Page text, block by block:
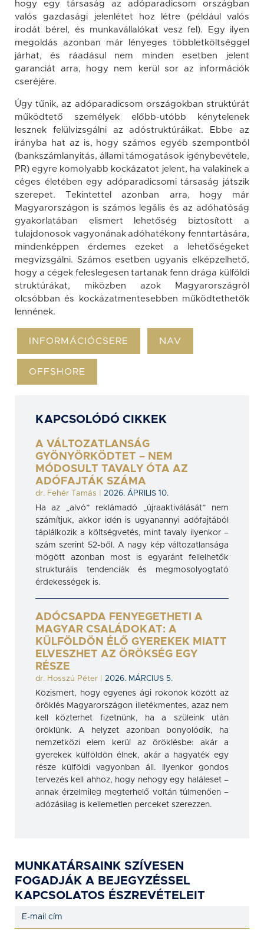
hogy egy társaság az adóparadicsom országban
valós gazdasági jelenlétet hoz létre (például valós
irodát bérel, és munkavállalókat vesz fel). Egy ilyen
megoldás azonban már lényeges többletköltséggel
járhat, és ráadásul nem minden esetben jelent
garanciát arra, hogy nem kerül sor az információk
cseréjére.
Úgy tűnik, az adóparadicsom országokban struktúrát
működtető személyek előbb-utóbb kénytelenek
lesznek felülvizsgálni az adóstruktúráikat. Ebbe az
irányba hat az is, hogy számos egyéb szempontból
(bankszámlanyitás, állami támogatások igénybevétele,
PR) egyre komolyabb kockázatot jelent, ha valakinek a
céges életében egy adóparadicsomi társaság játszik
szerepet. Tekintettel azonban arra, hogy már
Magyarországon is számos legális és az adóhatóság
gyakorlatában elismert lehetőség biztosított a
tulajdonosok vagyonának adóhatékony fenntartására,
mindenképpen érdemes ezeket a lehetőségeket
megvizsgálni. Számos esetben ugyanis elképzelhető,
hogy a cégek feleslegesen tartanak fenn drága külföldi
struktúrákat, miközben azok Magyarországról
olcsóbban és kockázatmentesebben működtethetők
lennének.
INFORMÁCIÓCSERE NAV
OFFSHORE
KAPCSOLÓDÓ CIKKEK
A VÁLTOZATLANSÁG
GYÖNYÖRKÖDTET – NEM
MÓDOSULT TAVALY ÓTA AZ
ADÓFAJTÁK SZÁMA
dr. Fehér Tamás
2026. ÁPRILIS 10.
Ha az „alvó” reklámadó „újraaktiválását” nem
számítjuk, akkor idén is ugyanannyi adófajtából
táplálkozik a költségvetés, mint tavaly ilyenkor –
szám szerint 52-ből. A nagy kép változatlansága
mögött azonban most is egyaránt fellelhetők
strukturális tendenciák és megmosolyogtató
érdekességek is.
ADÓCSAPDA FENYEGETHETI A
MAGYAR CSALÁDOKAT: A
KÜLFÖLDÖN ÉLŐ GYEREKEK MIATT
ELVESZHET AZ ÖRÖKSÉG EGY
RÉSZE
dr. Hosszú Péter
2026. MÁRCIUS 5.
Közismert, hogy egyenes ági rokonok között az
öröklés Magyarországon illetékmentes, azaz nem
kell közterhet fizetnünk, ha a szüleink után
öröklünk. A helyzet azonban bonyolódik, ha
nemzetközi elem kerül az öröklésbe: akár a
gyerekek külföldön élnek, akár a hagyaték egy
része külföldi vagyonban áll. Ilyenkor gondos
tervezés kell ahhoz, hogy nehogy egy haláleset –
annak érzelmileg megterhelő voltán túlmenően –
adózásilag is kellemetlen perceket szerezzen.
MUNKATÁRSAINK SZÍVESEN
FOGADJÁK A BEJEGYZÉSSEL
KAPCSOLATOS ÉSZREVÉTELEIT